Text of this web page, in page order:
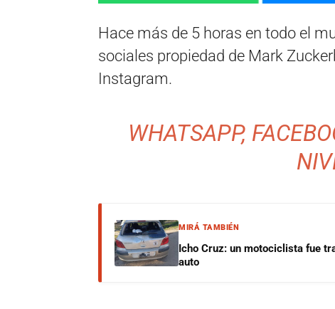
Hace más de 5 horas en todo el
sociales propiedad de Mark
Instagram.
WHATSAPP,
MIRÁ TAMBIÉN
Icho Cruz: un motociclista fue
auto